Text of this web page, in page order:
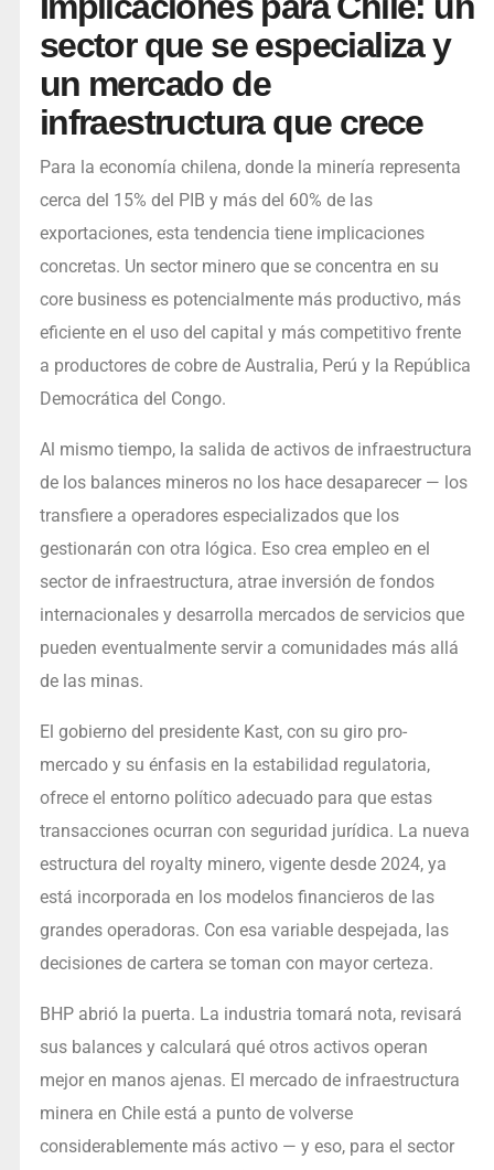
sector que se especializa y
un mercado de
infraestructura que crece
Para la economía chilena, donde la minería representa
cerca del 15% del PIB y más del 60% de las
exportaciones, esta tendencia tiene implicaciones
concretas. Un sector minero que se concentra en su
core business es potencialmente más productivo, más
eficiente en el uso del capital y más competitivo frente
a productores de cobre de Australia, Perú y la República
Democrática del Congo.
Al mismo tiempo, la salida de activos de infraestructura
de los balances mineros no los hace desaparecer — los
transfiere a operadores especializados que los
gestionarán con otra lógica. Eso crea empleo en el
sector de infraestructura, atrae inversión de fondos
internacionales y desarrolla mercados de servicios que
pueden eventualmente servir a comunidades más allá
de las minas.
El gobierno del presidente Kast, con su giro pro-
mercado y su énfasis en la estabilidad regulatoria,
ofrece el entorno político adecuado para que estas
transacciones ocurran con seguridad jurídica. La nueva
estructura del royalty minero, vigente desde 2024, ya
está incorporada en los modelos financieros de las
grandes operadoras. Con esa variable despejada, las
decisiones de cartera se toman con mayor certeza.
BHP abrió la puerta. La industria tomará nota, revisará
sus balances y calculará qué otros activos operan
mejor en manos ajenas. El mercado de infraestructura
minera en Chile está a punto de volverse
considerablemente más activo — y eso, para el sector